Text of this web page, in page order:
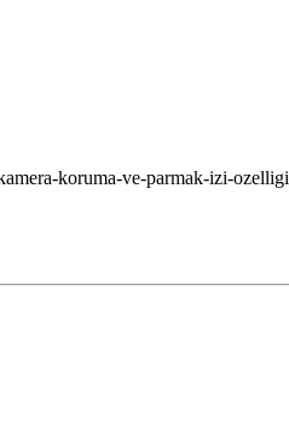
koruma-ve-parmak-izi-ozelligi